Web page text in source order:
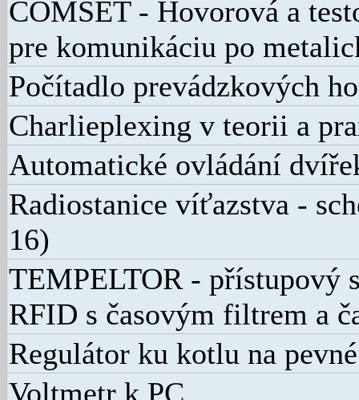
COMSET - Hovorová a
pre komunikáciu po
Počítadlo prevádzkových
Charlieplexing v teorii a
Automatické ovládání
Radiostanice víťazstva -
16)
TEMPELTOR - přístupový
RFID s časovým filtrem a
Regulátor ku kotlu na
Voltmetr k PC